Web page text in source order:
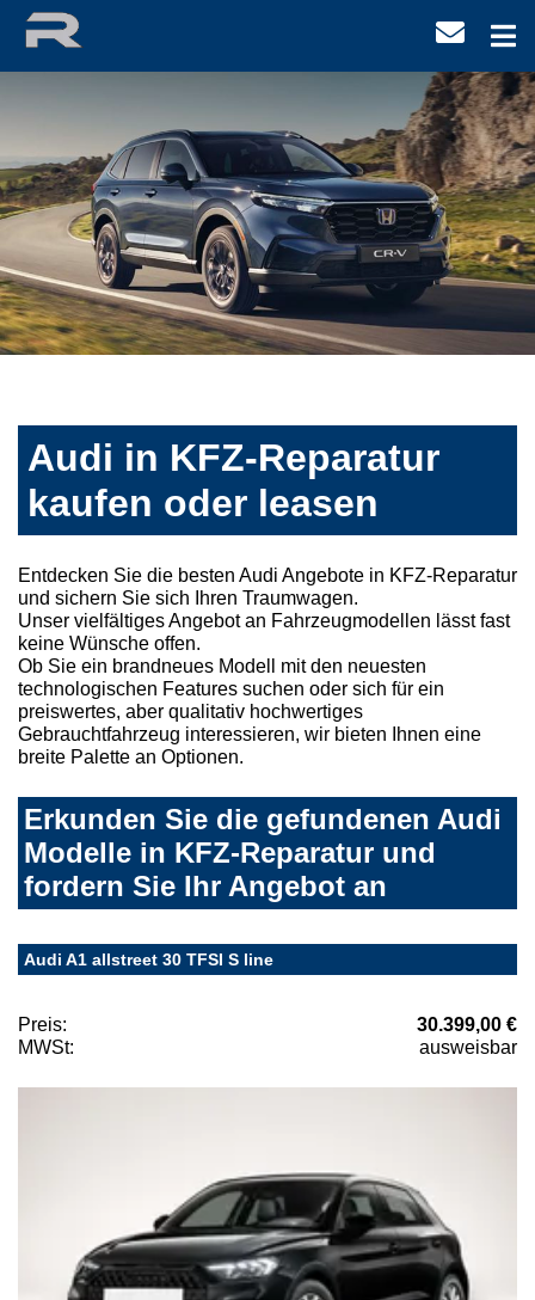
Audi in KFZ-Reparatur
kaufen oder leasen
Entdecken Sie die besten Audi Angebote in KFZ-Reparatur
und sichern Sie sich Ihren Traumwagen.
Unser vielfältiges Angebot an Fahrzeugmodellen lässt fast
keine Wünsche offen.
Ob Sie ein brandneues Modell mit den neuesten
technologischen Features suchen oder sich für ein
preiswertes, aber qualitativ hochwertiges
Gebrauchtfahrzeug interessieren, wir bieten Ihnen eine
breite Palette an Optionen.
Erkunden Sie die gefundenen Audi
Modelle in KFZ-Reparatur und
fordern Sie Ihr Angebot an
Audi A1 allstreet 30 TFSI S line
Preis:
30.399,00 €
MWSt:
ausweisbar